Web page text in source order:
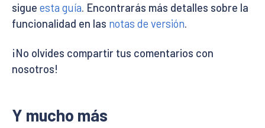
sigue esta guía. Encontrarás más detalles sobre la
funcionalidad en las notas de versión.
¡No olvides compartir tus comentarios con
nosotros!
Y mucho más